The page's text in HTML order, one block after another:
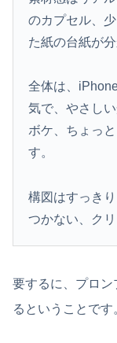
のカプセル、
た紙の台紙が
全体は、
気で、やさし
ボケ、ちょっ
す。
構図はすっき
つかない、ク
要するに、プロ
るということです